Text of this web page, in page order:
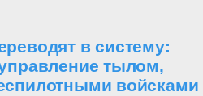
в систему:
тылом,
войсками